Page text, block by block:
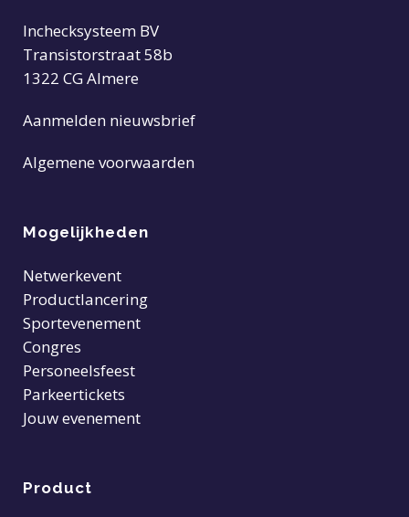
Inchecksysteem BV
Transistorstraat 58b
1322 CG Almere
Aanmelden nieuwsbrief
Algemene voorwaarden
Mogelijkheden
Netwerkevent
Productlancering
Sportevenement
Congres
Personeelsfeest
Parkeertickets
Jouw evenement
Product